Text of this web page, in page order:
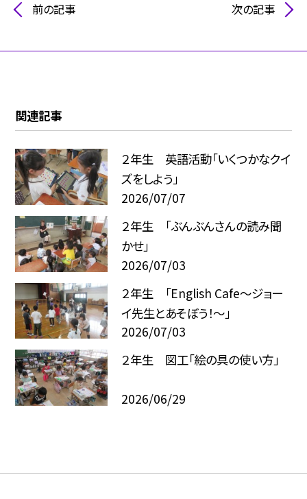
前の記事 次の記事
関連記事
２年生 英語活動「いくつかなクイ
ズをしよう」
2026/07/07
２年生 「ぶんぶんさんの読み聞
かせ」
2026/07/03
２年生 「English Cafe～ジョー
イ先生とあそぼう！～」
2026/07/03
２年生 図工「絵の具の使い方」
2026/06/29